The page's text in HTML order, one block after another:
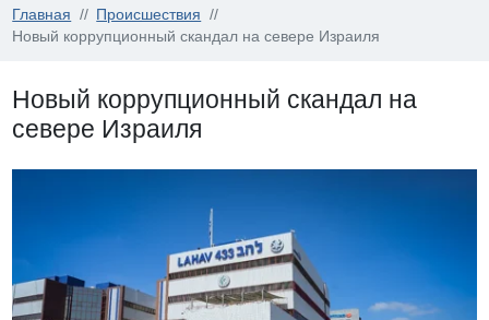
Главная
Происшествия
Новый коррупционный скандал на севере Израиля
Новый коррупционный скандал на
севере Израиля